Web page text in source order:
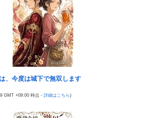
者さん、「総額30億超」の大豪邸を建て
長先生による「鼻がつらい時の対処法」誰で
題に
消費税1％表明でも支持率下落 →ついに６割
いに青春アニメ化ｗｗｗ 国防を語る本なのに
イヤー、臭いやつに苦言 「洋服は一回全部
濯機はキッチンハイター薄めた水で一回まわ
消費税1％表明でも支持率下落 →ついに６割
いに青春アニメ化ｗｗｗ 国防を語る本なのに
」靖国神社、境内におけるコスプレや軍装の
、今度は城下で無双します
GMT +09:00 時点 - 詳細はこちら)